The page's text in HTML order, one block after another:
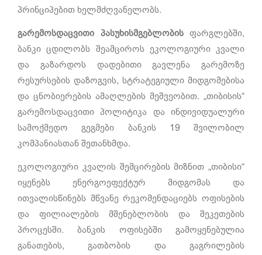
პრინციპებით ხელმძღვანელობს.
გარემოსდაცვითი პასუხისმგებლობისფარგლებში,
ბანკი ცდილობს შეამციროს ეკოლოგიური კვალი
და გაზარდოს დადებითი გავლენა გარემოზე
რესურსების დაზოგვის, სტრატეგიული მიდგომებისა
და ცნობიერების ამაღლების მეშვეობით. „თიბისის“
გარემოსდაცვითი პოლიტიკა და ინდივიდუალური
სამოქმედო გეგმები ბანკის 19 შვილობილ
კომპანიასთან შეთანხმდა.
ეკოლოგიური კვალის შემცირების მიზნით „თიბისი“
იყენებს ენერგოეფექტურ მიდგომას და
ითვალისწინებს მწვანე რეკომენდაციებს ოფისების
და ფილიალების მშენებლობის და შეკეთების
პროცესში. ბანკის ოფისებში გამოყენებულია
განათების, გათბობის და გაგრილების